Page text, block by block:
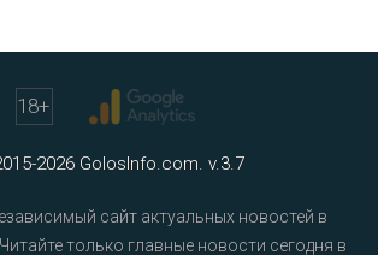
18+
2026 GolosInfo.com. v.3.7
сайт актуальных новостей в
только главные новости сегодня в